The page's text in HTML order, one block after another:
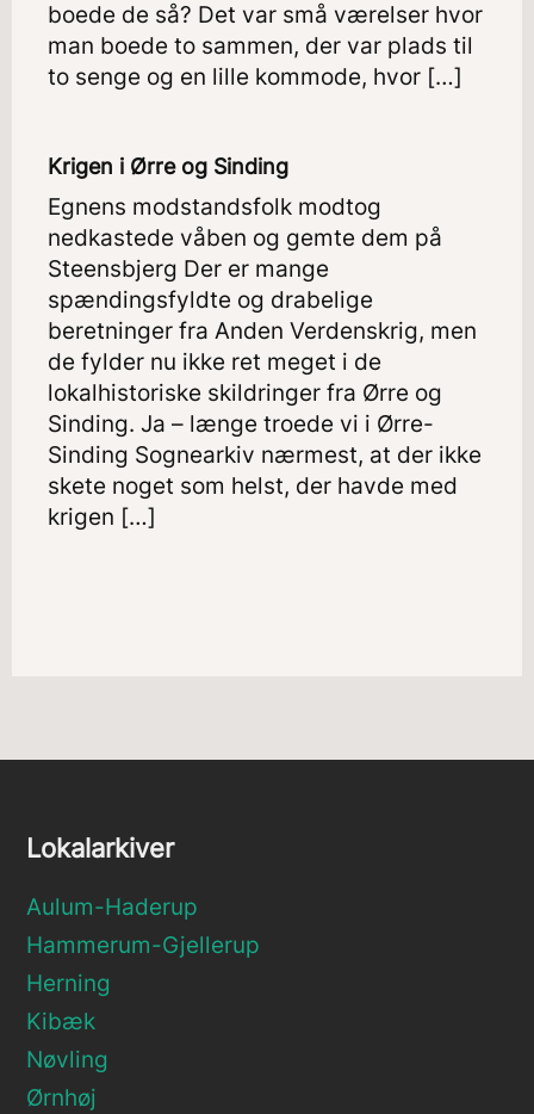
boede de så? Det var små værelser hvor
man boede to sammen, der var plads til
to senge og en lille kommode, hvor […]
Krigen i Ørre og Sinding
Egnens modstandsfolk modtog
nedkastede våben og gemte dem på
Steensbjerg Der er mange
spændingsfyldte og drabelige
beretninger fra Anden Verdenskrig, men
de fylder nu ikke ret meget i de
lokalhistoriske skildringer fra Ørre og
Sinding. Ja – længe troede vi i Ørre-
Sinding Sognearkiv nærmest, at der ikke
skete noget som helst, der havde med
krigen […]
Lokalarkiver
Aulum-Haderup
Hammerum-Gjellerup
Herning
Kibæk
Nøvling
Ørnhøj